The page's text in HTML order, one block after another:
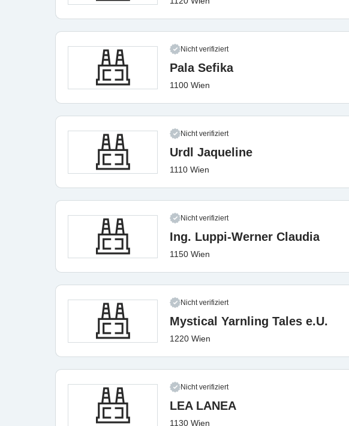
Nicht verifiziert
Pala Sefika
1100 Wien
Nicht verifiziert
Urdl Jaqueline
1110 Wien
Nicht verifiziert
Ing. Luppi-Werner Claudia
1150 Wien
Nicht verifiziert
Mystical Yarnling Tales e.U.
1220 Wien
Nicht verifiziert
LEA LANEA
1130 Wien